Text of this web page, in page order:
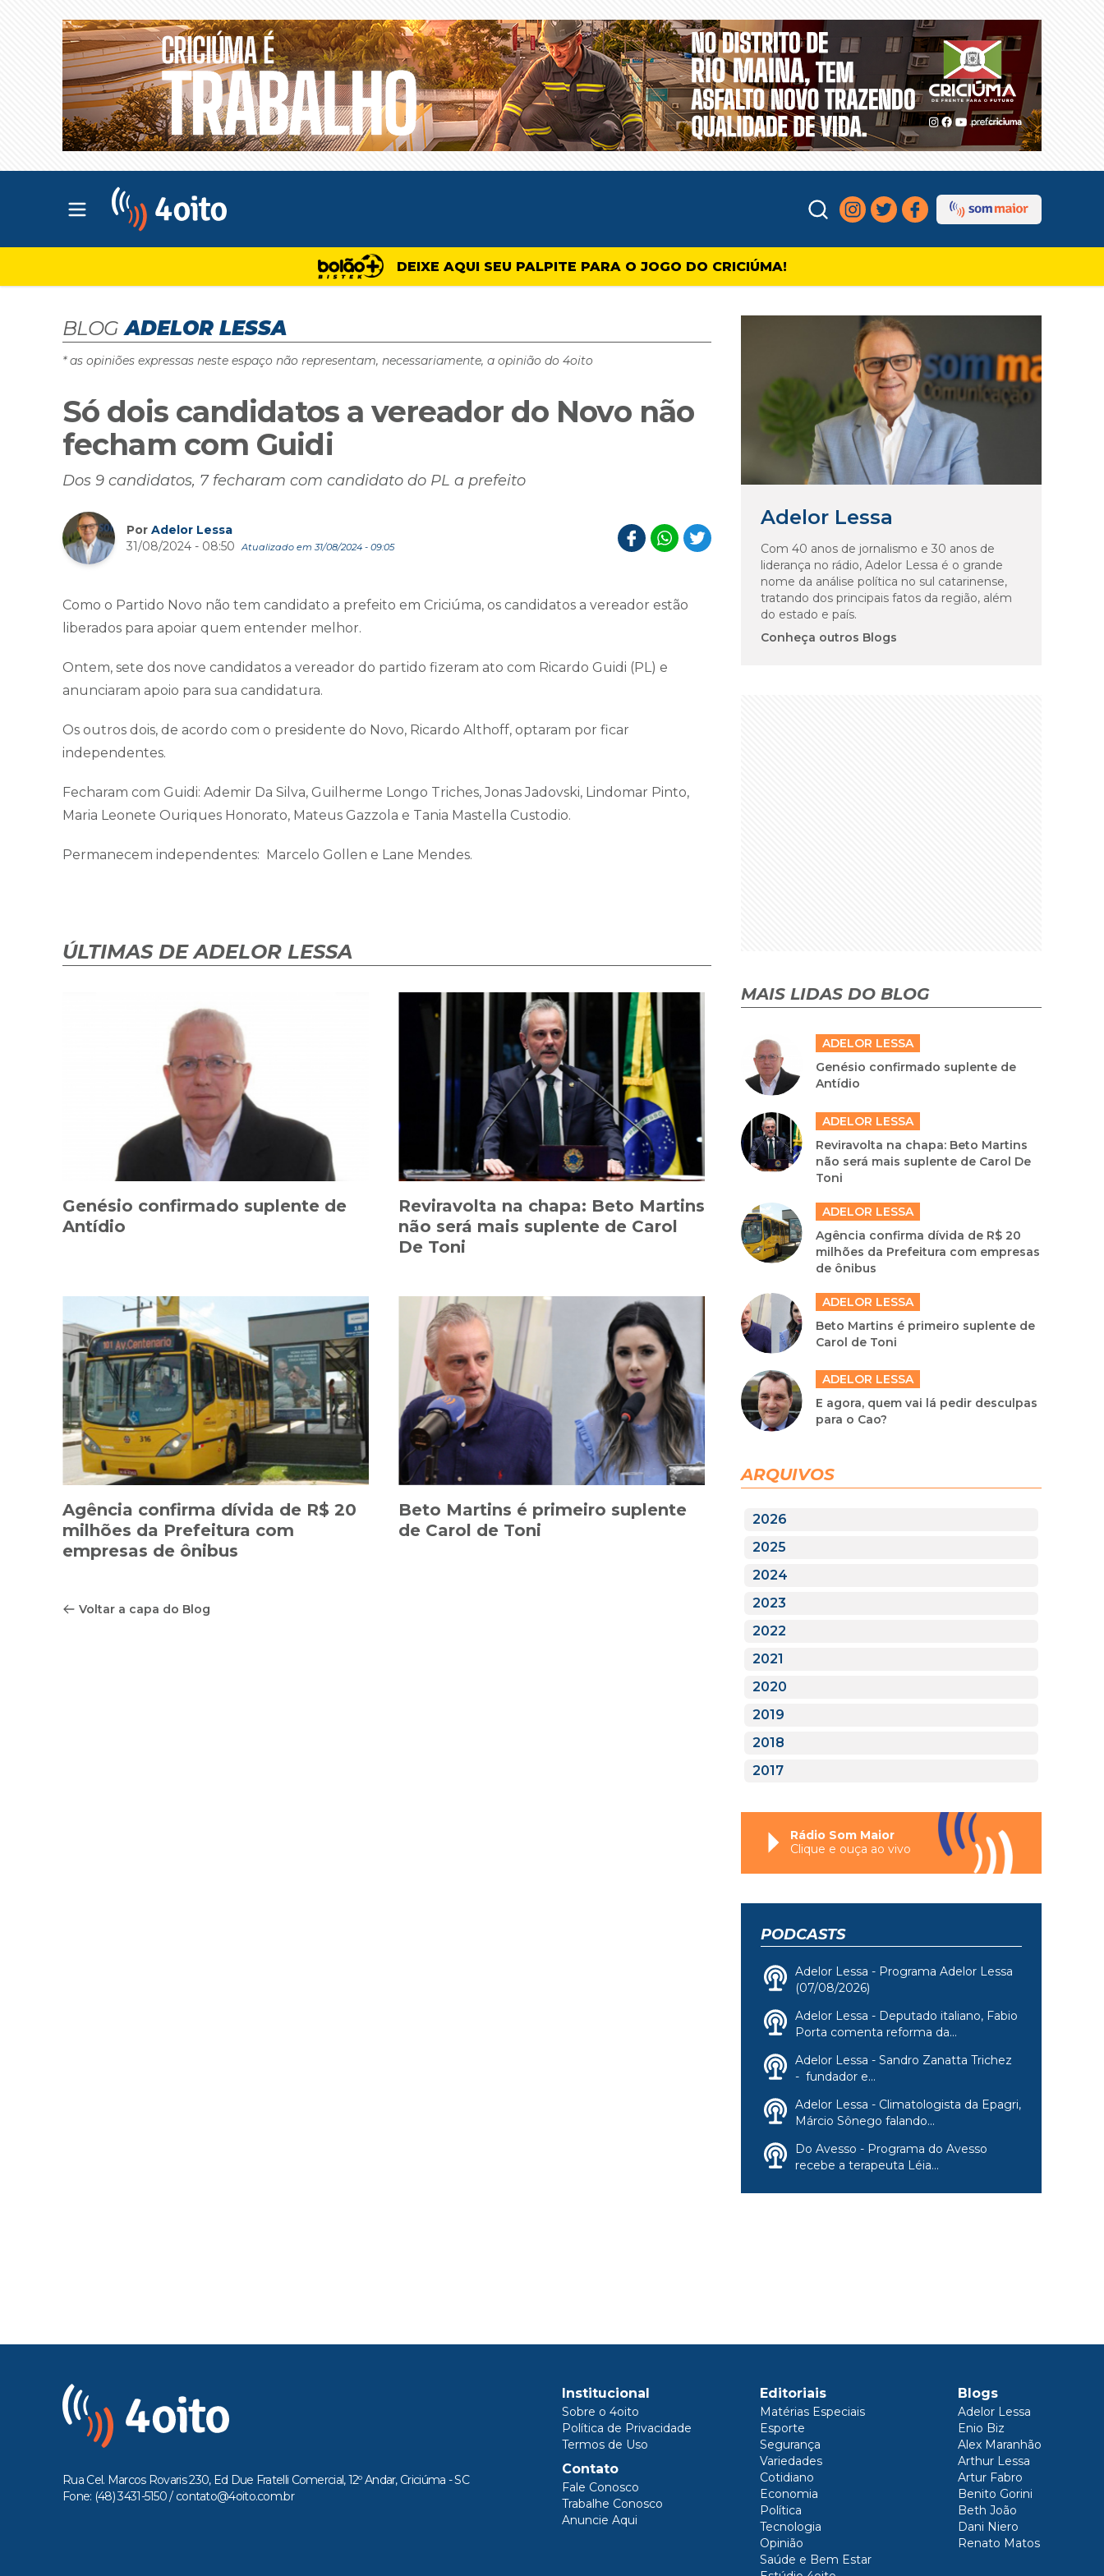
Abrir menu principal
DEIXE AQUI SEU PALPITE PARA O JOGO DO CRICIÚMA!
BLOG ADELOR LESSA
* as opiniões expressas neste espaço não representam, necessariamente, a opinião do 4oito
Só dois candidatos a vereador do Novo não
fecham com Guidi
Dos 9 candidatos, 7 fecharam com candidato do PL a prefeito
Por Adelor Lessa
31/08/2024 - 08:50
Atualizado em 31/08/2024 - 09:05
Como o Partido Novo não tem candidato a prefeito em Criciúma, os candidatos a vereador estão
liberados para apoiar quem entender melhor.
Ontem, sete dos nove candidatos a vereador do partido fizeram ato com Ricardo Guidi (PL) e
anunciaram apoio para sua candidatura.
Os outros dois, de acordo com o presidente do Novo, Ricardo Althoff, optaram por ficar
independentes.
Fecharam com Guidi: Ademir Da Silva, Guilherme Longo Triches, Jonas Jadovski, Lindomar Pinto,
Maria Leonete Ouriques Honorato, Mateus Gazzola e Tania Mastella Custodio.
Permanecem independentes: Marcelo Gollen e Lane Mendes.
ÚLTIMAS DE ADELOR LESSA
Genésio confirmado suplente de
Antídio
Reviravolta na chapa: Beto Martins
não será mais suplente de Carol
De Toni
Agência confirma dívida de R$ 20
milhões da Prefeitura com
empresas de ônibus
Beto Martins é primeiro suplente
de Carol de Toni
Voltar a capa do Blog
Adelor Lessa
Com 40 anos de jornalismo e 30 anos de
liderança no rádio, Adelor Lessa é o grande
nome da análise política no sul catarinense,
tratando dos principais fatos da região, além
do estado e país.
Conheça outros Blogs
MAIS LIDAS DO BLOG
ADELOR LESSA
Genésio confirmado suplente de
Antídio
ADELOR LESSA
Reviravolta na chapa: Beto Martins
não será mais suplente de Carol De
Toni
ADELOR LESSA
Agência confirma dívida de R$ 20
milhões da Prefeitura com empresas
de ônibus
ADELOR LESSA
Beto Martins é primeiro suplente de
Carol de Toni
ADELOR LESSA
E agora, quem vai lá pedir desculpas
para o Cao?
ARQUIVOS
2026
2025
2024
2023
2022
2021
2020
2019
2018
2017
Rádio Som Maior
Clique e ouça ao vivo
PODCASTS
Adelor Lessa - Programa Adelor Lessa
(07/08/2026)
Adelor Lessa - Deputado italiano, Fabio
Porta comenta reforma da...
Adelor Lessa - Sandro Zanatta Trichez
- fundador e...
Adelor Lessa - Climatologista da Epagri,
Márcio Sônego falando...
Do Avesso - Programa do Avesso
recebe a terapeuta Léia...
Rua Cel. Marcos Rovaris 230, Ed Due Fratelli Comercial, 12º Andar, Criciúma - SC
Fone: (48) 3431-5150 / contato@4oito.com.br
Institucional
Sobre o 4oito
Política de Privacidade
Termos de Uso
Contato
Fale Conosco
Trabalhe Conosco
Anuncie Aqui
Editoriais
Matérias Especiais
Esporte
Segurança
Variedades
Cotidiano
Economia
Política
Tecnologia
Opinião
Saúde e Bem Estar
Blogs
Adelor Lessa
Enio Biz
Alex Maranhão
Arthur Lessa
Artur Fabro
Benito Gorini
Beth João
Dani Niero
Renato Matos